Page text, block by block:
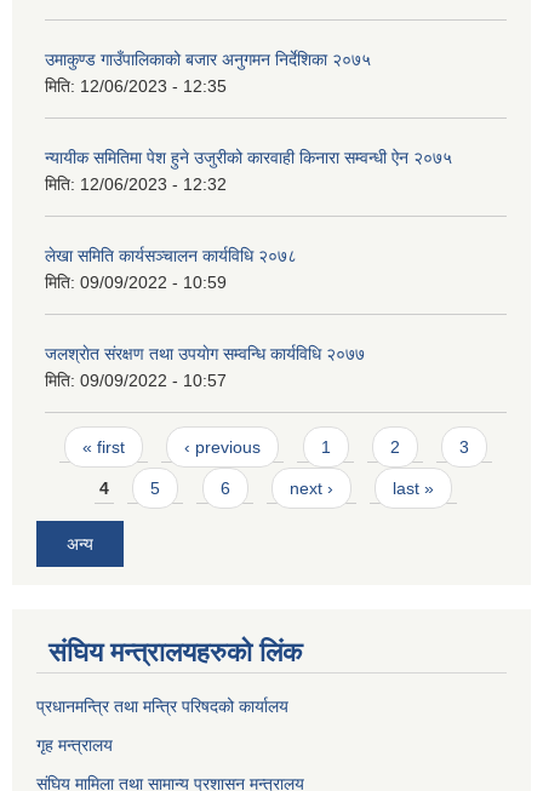
उमाकुण्ड गाउँपालिकाको बजार अनुगमन निर्देशिका २०७५
मिति: 12/06/2023 - 12:35
न्यायीक समितिमा पेश हुने उजुरीको कारवाही किनारा सम्वन्धी ऐन २०७५
मिति: 12/06/2023 - 12:32
लेखा समिति कार्यसञ्चालन कार्यविधि २०७८
मिति: 09/09/2022 - 10:59
जलश्राेत संरक्षण तथा उपयाेग सम्वन्धि कार्यविधि २०७७
मिति: 09/09/2022 - 10:57
Pages
« first ‹ previous 1 2 3
4 5 6 next › last »
अन्य
संघिय मन्त्र‍ालयहरुको लिंक
प्रधानमन्त्रि तथा मन्त्रि परिषदको कार्यालय
गृह मन्त्रालय
संघिय मामिला तथा सामान्य प्रशासन मन्त्रालय